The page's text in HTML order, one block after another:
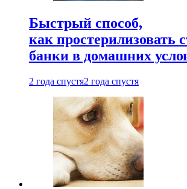
Быстрый способ,
как простерилизовать
банки в домашних
2 года спустя2 года спустя